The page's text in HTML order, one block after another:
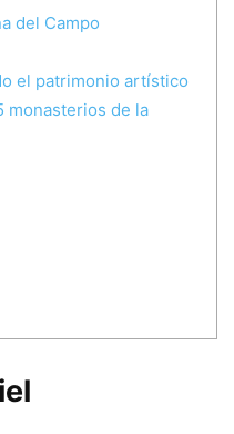
del Campo
el patrimonio artístico
monasterios de la